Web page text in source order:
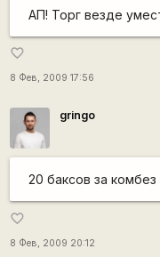
АП! Торг везде
favorite_border
8 Фев, 2009 17:56
gringo
20 баксов за комбез
favorite_border
8 Фев, 2009 20:12